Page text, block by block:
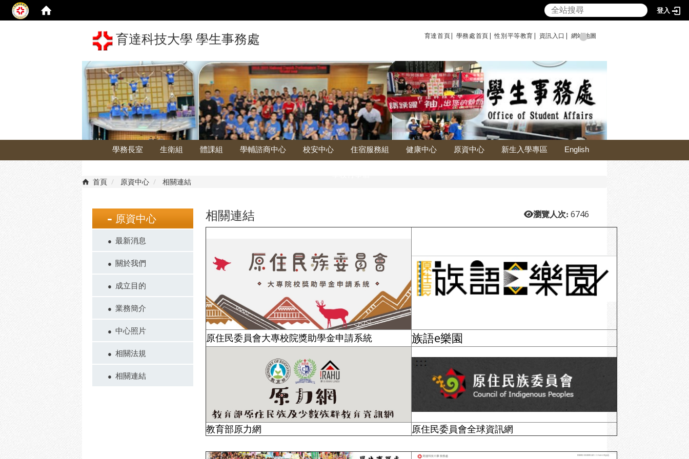
登入
育達科技大學 學生事務處 育達首頁| 學務處首頁| 性別平等教育 | 資訊入口| 網站地圖
學務長室 生衛組 體課組 學輔諮商中心 校安中心 住宿服務組 健康中心 原資中心 新生入學專區 English
首頁 原資中心 相關連結
原資中心
最新消息
關於我們
成立目的
業務簡介
中心照片
相關法規
相關連結
瀏覽人次: 6746
相關連結
原住民委員會大專校院獎助學金申請系統 族語e樂園
教育部原力網 原住民委員會全球資訊網